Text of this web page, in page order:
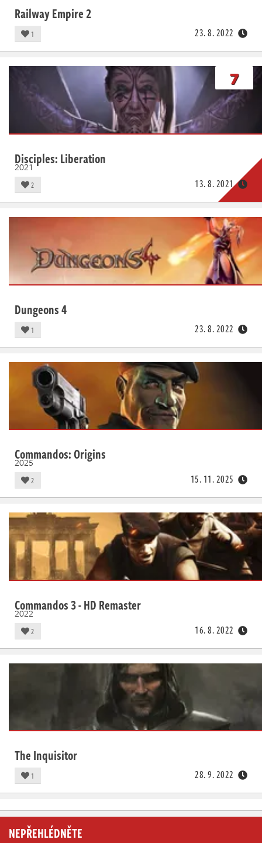
Railway Empire 2
1 23. 8. 2022
7
Disciples: Liberation
2021
2 13. 8. 2021
Dungeons 4
1 23. 8. 2022
Commandos: Origins
2025
2 15. 11. 2025
Commandos 3 - HD Remaster
2022
2 16. 8. 2022
The Inquisitor
1 28. 9. 2022
NEPŘEHLÉDNĚTE